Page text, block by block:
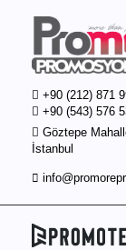
+90 (212) 871
+90 (543) 576
Göztepe
İstanbul